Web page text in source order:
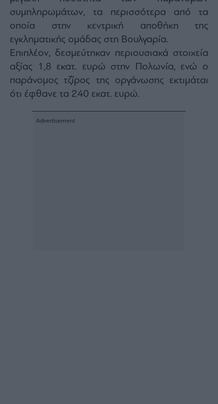
συμπληρωμάτων, τα περισσότερα από τα
οποία στην κεντρική αποθήκη της
εγκληματικής ομάδας στη Βουλγαρία.
Επιπλέον, δεσμεύτηκαν περιουσιακά στοιχεία
αξίας 1,8 εκατ. ευρώ στην Πολωνία, ενώ ο
παράνομος τζίρος της οργάνωσης εκτιμάται
ότι έφθανε τα 240 εκατ. ευρώ.